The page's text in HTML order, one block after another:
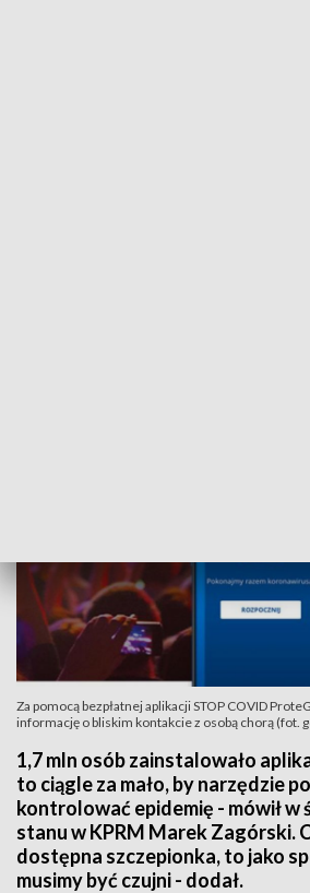
Za pomocą bezpłatnej aplikacji STOP COVID
informację o bliskim kontakcie z osobą chorą (fot.
1,7 mln osób zainstalowało
to ciągle za mało, by narzędzie
kontrolować epidemię - mówił w
stanu w KPRM Marek Zagórski.
dostępna szczepionka, to jako
musimy być czujni - dodał.